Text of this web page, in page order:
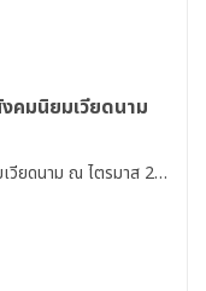
คมนิยมเวียดนาม
วียดนาม ณ ไตรมาส 2